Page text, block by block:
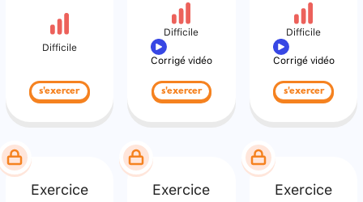
Difficile
s'exercer
Difficile
Corrigé vidéo
s'exercer
Difficile
Corrigé vidéo
s'exercer
Exercice Exercice Exercice